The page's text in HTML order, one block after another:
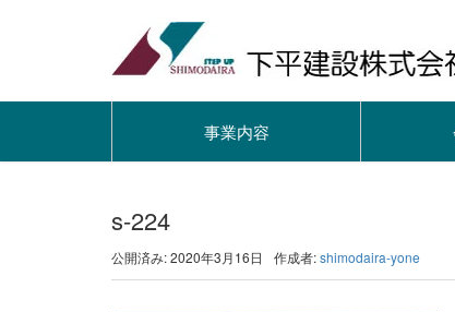
事業内容
s-224
公開済み: 2020年3月16日 作成者:shimodaira-yone